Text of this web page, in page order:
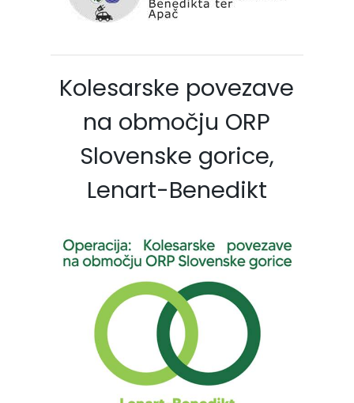
Kolesarske povezave
na območju ORP
Slovenske gorice,
Lenart-Benedikt